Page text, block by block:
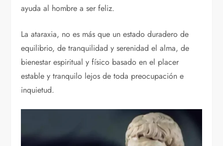
ayuda al hombre a ser feliz.
La ataraxia, no es más que un estado duradero de
equilibrio, de tranquilidad y serenidad el alma, de
bienestar espiritual y físico basado en el placer
estable y tranquilo lejos de toda preocupación e
inquietud.